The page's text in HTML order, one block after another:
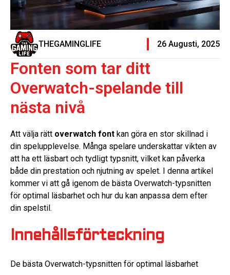
THEGAMINGLIFE 26 Augusti, 2025
Fonten som tar ditt
Overwatch-spelande till
nästa nivå
Att välja rätt overwatch font kan göra en stor skillnad i
din spelupplevelse. Många spelare underskattar vikten av
att ha ett läsbart och tydligt typsnitt, vilket kan påverka
både din prestation och njutning av spelet. I denna artikel
kommer vi att gå igenom de bästa Overwatch-typsnitten
för optimal läsbarhet och hur du kan anpassa dem efter
din spelstil.
Innehållsförteckning
De bästa Overwatch-typsnitten för optimal läsbarhet